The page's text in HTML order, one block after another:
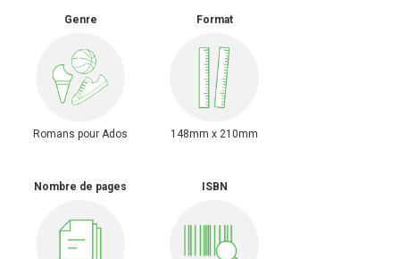
Genre
Romans pour Ados
Format
148mm x 210mm
Nombre de pages ISBN